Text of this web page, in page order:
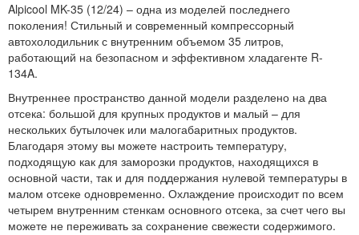
Alpicool MK-35 (12/24) – одна из моделей последнего
поколения! Стильный и современный компрессорный
автохолодильник с внутренним объемом 35 литров,
работающий на безопасном и эффективном хладагенте R-
134A.
Внутреннее пространство данной модели разделено на два
отсека: большой для крупных продуктов и малый – для
нескольких бутылочек или малогабаритных продуктов.
Благодаря этому вы можете настроить температуру,
подходящую как для заморозки продуктов, находящихся в
основной части, так и для поддержания нулевой температуры в
малом отсеке одновременно. Охлаждение происходит по всем
четырем внутренним стенкам основного отсека, за счет чего вы
можете не переживать за сохранение свежести содержимого.